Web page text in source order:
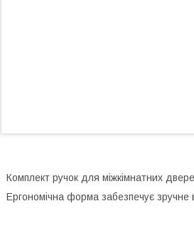
Комплект ручок для міжкімнатних
Ергономічна форма забезпечує зручне